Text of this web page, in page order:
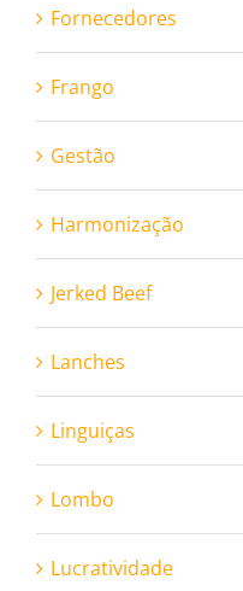
Fornecedores
Frango
Gestão
Harmonização
Jerked Beef
Lanches
Linguiças
Lombo
Lucratividade